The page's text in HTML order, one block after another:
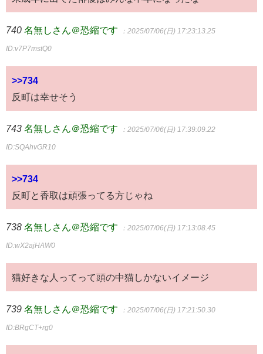
740 名無しさん＠恐縮です ：2025/07/06(日) 17:23:13.25
ID:v7P7mstQ0
>>734
反町は幸せそう
743 名無しさん＠恐縮です ：2025/07/06(日) 17:39:09.22
ID:SQAhvGR10
>>734
反町と香取は頑張ってる方じゃね
738 名無しさん＠恐縮です ：2025/07/06(日) 17:13:08.45
ID:wX2ajHAW0
猫好きな人ってって頭の中猫しかないイメージ
739 名無しさん＠恐縮です ：2025/07/06(日) 17:21:50.30
ID:BRgCT+rg0